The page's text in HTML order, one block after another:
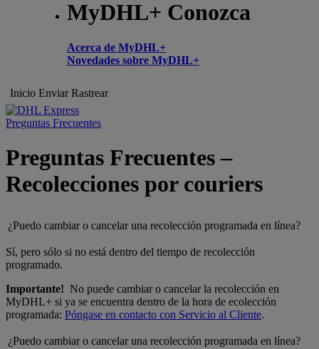
MyDHL+ Conozca
Acerca de MyDHL+
Novedades sobre MyDHL+
Inicio Enviar Rastrear
Preguntas Frecuentes
Preguntas Frecuentes –
Recolecciones por couriers
¿Puedo cambiar o cancelar una recolección programada en línea?
Sí, pero sólo si no está dentro del tiempo de recolección
programado.
Importante! No puede cambiar o cancelar la recolección en
MyDHL+ si ya se encuentra dentro de la hora de ecolección
programada: Póngase en contacto con Servicio al Cliente.
¿Puedo cambiar o cancelar una recolección programada en línea?